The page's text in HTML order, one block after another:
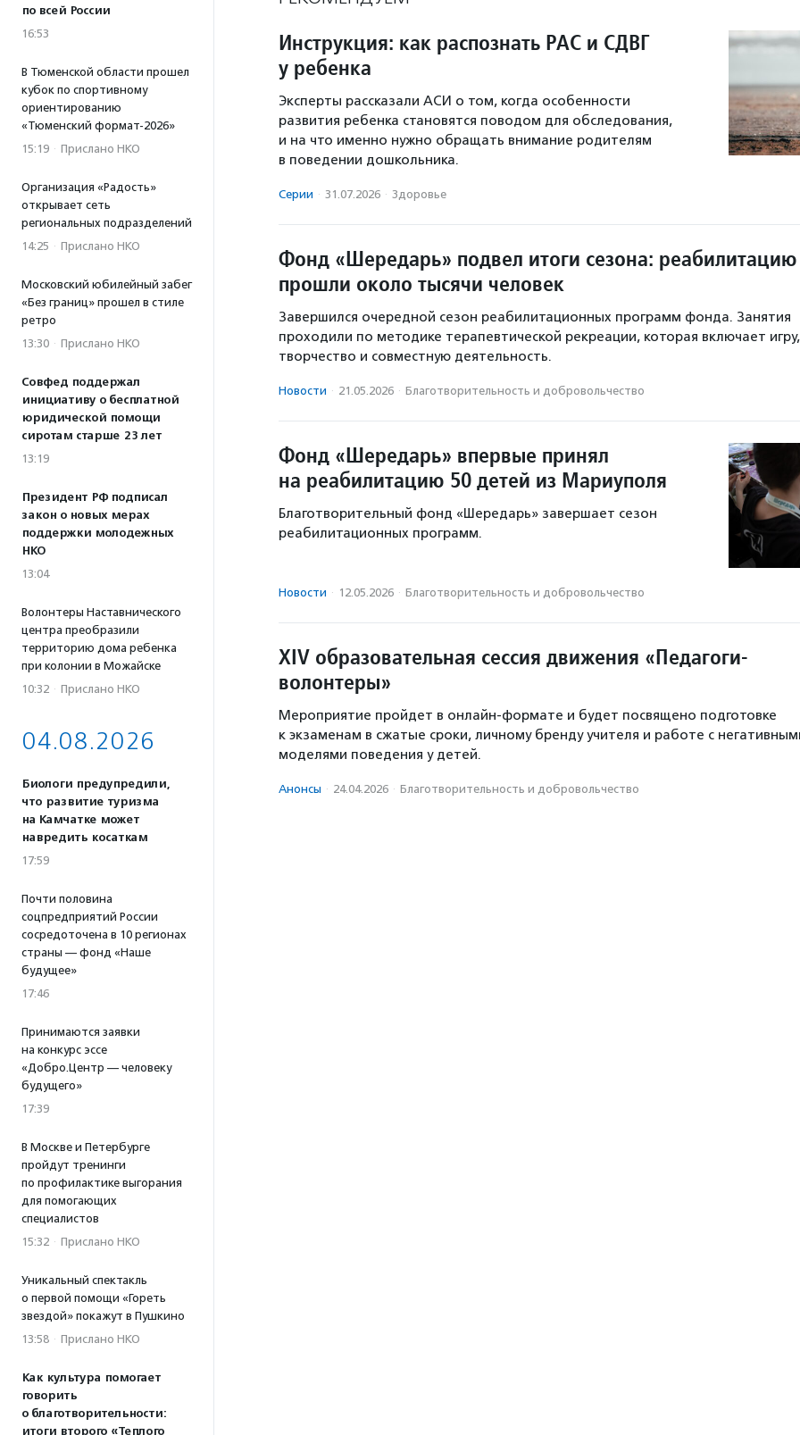
по всей России
16:53
В Тюменской области прошел
кубок по спортивному
ориентированию
«Тюменский формат-2026»
15:19 · Прислано НКО
Организация «Радость»
открывает сеть
региональных подразделений
14:25 · Прислано НКО
Московский юбилейный забег
«Без границ» прошел в стиле
ретро
13:30 · Прислано НКО
Совфед поддержал
инициативу о бесплатной
юридической помощи
сиротам старше 23 лет
13:19
Президент РФ подписал
закон о новых мерах
поддержки молодежных
НКО
13:04
Волонтеры Наставнического
центра преобразили
территорию дома ребенка
при колонии в Можайске
10:32 · Прислано НКО
04.08.2026
Биологи предупредили,
что развитие туризма
на Камчатке может
навредить косаткам
17:59
Почти половина
соцпредприятий России
сосредоточена в 10 регионах
страны — фонд «Наше
будущее»
17:46
Принимаются заявки
на конкурс эссе
«Добро.Центр — человеку
будущего»
17:39
В Москве и Петербурге
пройдут тренинги
по профилактике выгорания
для помогающих
специалистов
15:32 · Прислано НКО
Уникальный спектакль
о первой помощи «Гореть
звездой» покажут в Пушкино
13:58 · Прислано НКО
Как культура помогает
говорить
о благотворительности:
итоги второго «Теплого
Инструкция: как распознать РАС и СДВГ
у ребенка
Эксперты рассказали АСИ о том, когда особенности
развития ребенка становятся поводом для обследования,
и на что именно нужно обращать внимание родителям
в поведении дошкольника.
Серии · 31.07.2026 · Здоровье
Фонд «Шередарь» подвел итоги сезона: реабилитацию
прошли около тысячи человек
Завершился очередной сезон реабилитационных программ фонда. Занятия
проходили по методике терапевтической рекреации, которая включает игру,
творчество и совместную деятельность.
Новости · 21.05.2026 · Благотвори­тель­ность и доброволь­чест­во
Фонд «Шередарь» впервые принял
на реабилитацию 50 детей из Мариуполя
Благотворительный фонд «Шередарь» завершает сезон
реабилитационных программ.
Новости · 12.05.2026 · Благотвори­тель­ность и доброволь­чест­во
XIV образовательная сессия движения «Педагоги-
волонтеры»
Мероприятие пройдет в онлайн-формате и будет посвящено подготовке
к экзаменам в сжатые сроки, личному бренду учителя и работе с
моделями поведения у детей.
Анонсы · 24.04.2026 · Благотвори­тель­ность и доброволь­чест­во